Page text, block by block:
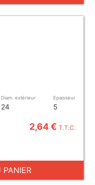
Diam. extérieur
24
Epaisseur
5
2,64 €T.T.C.
PANIER